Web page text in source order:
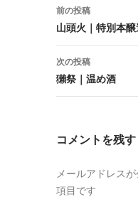
投
稿
ナ
ビ
ゲ
ョ
前の投稿
山頭火｜特別本醸
次の投稿
獺祭｜温め酒
コメントを残す
メールアドレス
項目です